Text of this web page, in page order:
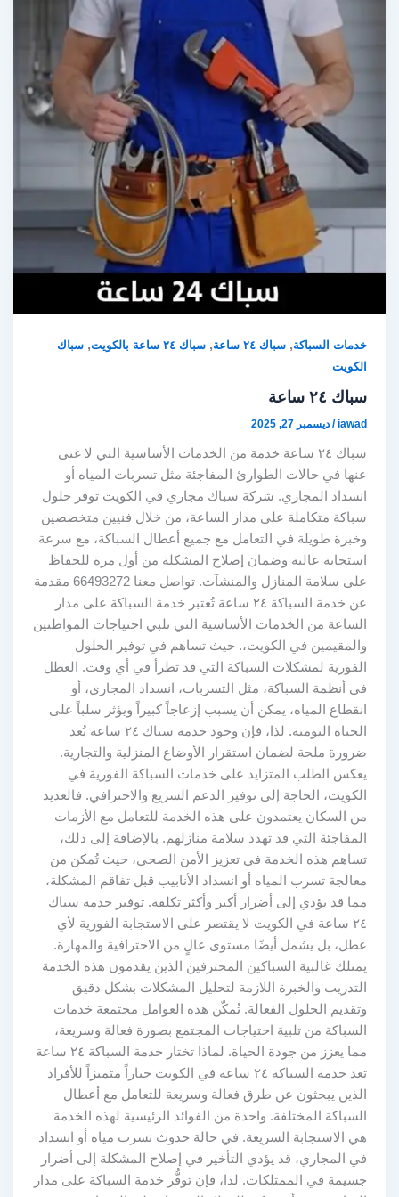
خدمات السباكة,سباك ٢٤ ساعة ,سباك ٢٤ ساعة بالكويت ,سباك
الكويت
سباك ٢٤ ساعة
iawad
/ديسمبر 27, 2025
سباك ٢٤ ساعة خدمة من الخدمات الأساسية التي لا غنى
عنها في حالات الطوارئ المفاجئة مثل تسربات المياه أو
انسداد المجاري. شركة سباك مجاري في الكويت توفر حلول
سباكة متكاملة على مدار الساعة، من خلال فنيين متخصصين
وخبرة طويلة في التعامل مع جميع أعطال السباكة، مع سرعة
استجابة عالية وضمان إصلاح المشكلة من أول مرة للحفاظ
على سلامة المنازل والمنشآت. تواصل معنا 66493272 مقدمة
عن خدمة السباكة ٢٤ ساعة تُعتبر خدمة السباكة على مدار
الساعة من الخدمات الأساسية التي تلبي احتياجات المواطنين
والمقيمين في الكويت،. حيث تساهم في توفير الحلول
الفورية لمشكلات السباكة التي قد تطرأ في أي وقت. العطل
في أنظمة السباكة، مثل التسربات، انسداد المجاري، أو
انقطاع المياه، يمكن أن يسبب إزعاجاً كبيراً ويؤثر سلباً على
الحياة اليومية. لذا، فإن وجود خدمة سباك ٢٤ ساعة يُعد
ضرورة ملحة لضمان استقرار الأوضاع المنزلية والتجارية.
يعكس الطلب المتزايد على خدمات السباكة الفورية في
الكويت، الحاجة إلى توفير الدعم السريع والاحترافي. فالعديد
من السكان يعتمدون على هذه الخدمة للتعامل مع الأزمات
المفاجئة التي قد تهدد سلامة منازلهم. بالإضافة إلى ذلك،
تساهم هذه الخدمة في تعزيز الأمن الصحي، حيث تُمكن من
معالجة تسرب المياه أو انسداد الأنابيب قبل تفاقم المشكلة،
مما قد يؤدي إلى أضرار أكبر وأكثر تكلفة. توفير خدمة سباك
٢٤ ساعة في الكويت لا يقتصر على الاستجابة الفورية لأي
عطل، بل يشمل أيضًا مستوى عالٍ من الاحترافية والمهارة.
يمتلك غالبية السباكين المحترفين الذين يقدمون هذه الخدمة
التدريب والخبرة اللازمة لتحليل المشكلات بشكل دقيق
وتقديم الحلول الفعالة. تُمكّن هذه العوامل مجتمعة خدمات
السباكة من تلبية احتياجات المجتمع بصورة فعالة وسريعة،
مما يعزز من جودة الحياة. لماذا تختار خدمة السباكة ٢٤ ساعة
تعد خدمة السباكة ٢٤ ساعة في الكويت خياراً متميزاً للأفراد
الذين يبحثون عن طرق فعالة وسريعة للتعامل مع أعطال
السباكة المختلفة. واحدة من الفوائد الرئيسية لهذه الخدمة
هي الاستجابة السريعة. في حالة حدوث تسرب مياه أو انسداد
في المجاري، قد يؤدي التأخير في إصلاح المشكلة إلى أضرار
جسيمة في الممتلكات. لذا، فإن توفُّر خدمة السباكة على مدار